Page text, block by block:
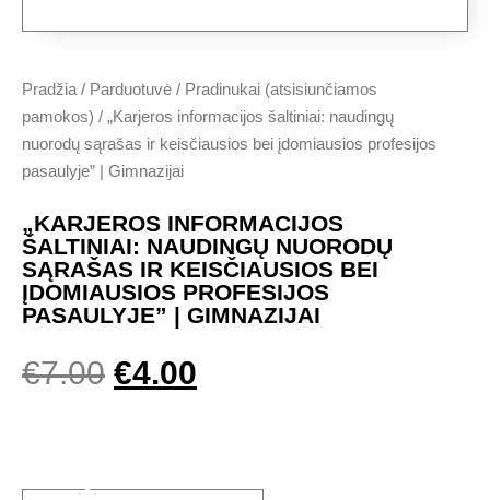
Pradžia / Parduotuvė / Pradinukai (atsisiunčiamos
pamokos) / „Karjeros informacijos šaltiniai: naudingų
nuorodų sąrašas ir keisčiausios bei įdomiausios profesijos
pasaulyje” | Gimnazijai
„KARJEROS INFORMACIJOS
ŠALTINIAI: NAUDINGŲ NUORODŲ
SĄRAŠAS IR KEISČIAUSIOS BEI
ĮDOMIAUSIOS PROFESIJOS
PASAULYJE” | GIMNAZIJAI
€7.00 €4.00